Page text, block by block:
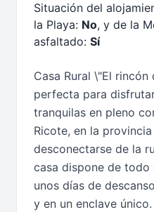
Situación del
la Playa: No, y de la
asfaltado: Sí
Casa Rural \"El
perfecta para
tranquilas en pleno
Ricote, en la
desconectarse de la
casa dispone de todo
unos días de
y en un enclave único.